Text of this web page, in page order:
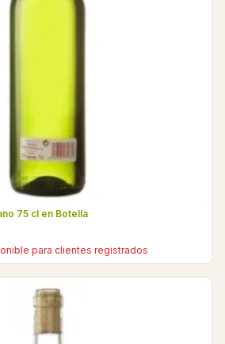
75 cl en Botella
para clientes registrados